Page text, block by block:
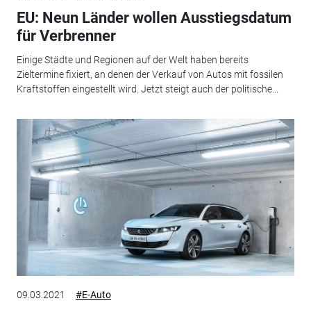
EU: Neun Länder wollen Ausstiegsdatum
für Verbrenner
Einige Städte und Regionen auf der Welt haben bereits
Zieltermine fixiert, an denen der Verkauf von Autos mit fossilen
Kraftstoffen eingestellt wird. Jetzt steigt auch der politische...
09.03.2021 #E-Auto